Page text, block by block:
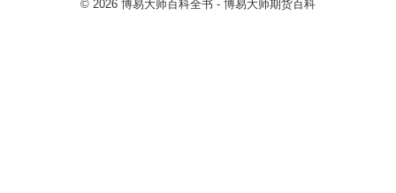
© 2026 博易大师百科全书 - 博易大师期货百科